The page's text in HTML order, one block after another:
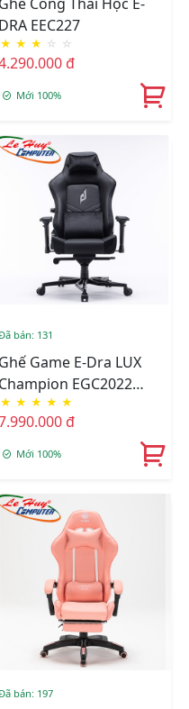
DRA EEC227
★ ★ ★ ☆ ☆
đ
Mới 100%
bán: 131
Ghế Game E-Dra LUX
Champion EGC2022
NAPPA
(Đen/Trắng/Navy)
★ ★ ★ ★ ★
đ
Mới 100%
bán: 197